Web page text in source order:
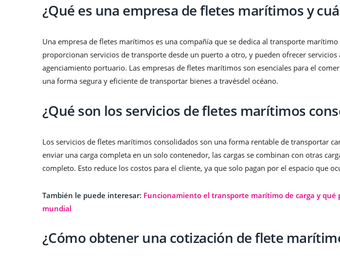
¿Qué es una empresa de fletes marítimos y
Una empresa de fletes marítimos es una compañía que se dedica al transporte marítimo
proporcionan servicios de transporte desde un puerto a otro, y pueden ofrecer servicios
agenciamiento portuario. Las empresas de fletes marítimos son esenciales para el
una forma segura y eficiente de transportar bienes a travésdel océano.
¿Qué son los servicios de fletes marítimos
Los servicios de fletes marítimos consolidados son una forma rentable de transportar
enviar una carga completa en un solo contenedor, las cargas se combinan con otras
completo. Esto reduce los costos para el cliente, ya que solo pagan por el espacio que
También le puede interesar: Funcionamiento el transporte marítimo de carga y qué
mundial
¿Cómo obtener una cotización de flete